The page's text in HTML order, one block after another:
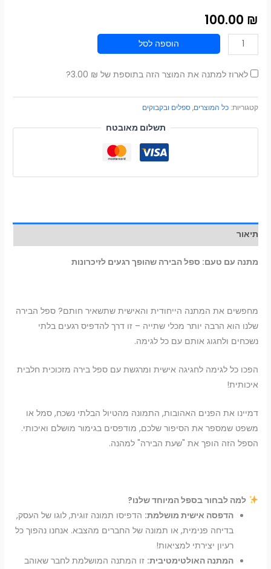
100.00 ₪
הוספה לסל
לארוז למתנה את המוצר הזה בתוספת של 3.00 ₪
?
קטגוריות:כל המוצרים,ספלים ובקבוקים
תשלום מאובטח
תיאור
מתנה עם טעם: ספל הבירה שהופך רגעים לזיכרונות
מחפשים את המתנה הייחודית והאישית שתשאיר חותם? ספל הבירה
שלנו הוא הרבה יותר מכלי שתייה – זו דרך להדפיס רגעים בלתי
נשכחים ולחגוג אותם עם כל לגימה.
הפכו כל לגימה לחגיגה אישית ומרגשת עם ספל בירה מזכוכית חלבית
איכותית!
דמיינו את הפנים האהובות, התמונה מהטיול הבלתי נשכח, סמל או
משפט שמספר את הסיפור שלכם, מודפסים בגימור מושלם ואיכותי.
הספל הזה הופך את "שעת הבירה" למהנה.
למה לבחור בספל המיוחד שלנו?
הדפסה אישית מושלמת: הדפיסו תמונה זוגית, לוגו של העסק,
בדיחה פנימית, או תמונה של החברים מהצבא. אנחנו נהפוך כל
רעיון יצירתי למציאות!
המתנה האולטימטיבית: זו המתנה המושלמת לחבר שאוהב